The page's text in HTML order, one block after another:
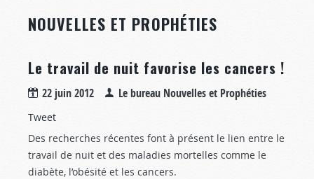
NOUVELLES ET PROPHÉTIES
Le travail de nuit favorise les cancers !
22 juin 2012 Le bureau Nouvelles et Prophéties
Tweet
Des recherches récentes font à présent le lien entre le
travail de nuit et des maladies mortelles comme le
diabète, l’obésité et les cancers.